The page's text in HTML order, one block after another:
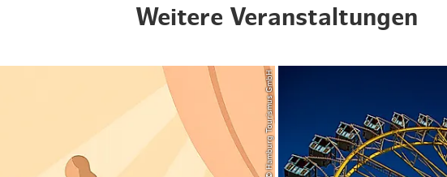
Weitere Veranstaltungen
© Hamburg Tourismus GmbH